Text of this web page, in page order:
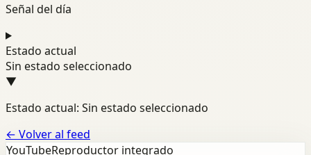
Señal del día
Estado actual
Sin estado seleccionado
▼
Estado actual: Sin estado seleccionado
← Volver al feed
YouTubeReproductor integrado